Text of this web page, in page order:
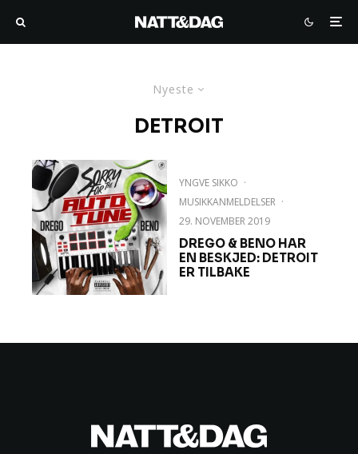
Nyeste
DETROIT
YNGVE SIKKO ·
MUSIKKANMELDELSER ·
29. NOVEMBER 2019
DREGO & BENO HAR
EN BESKJED: DETROIT
ER TILBAKE